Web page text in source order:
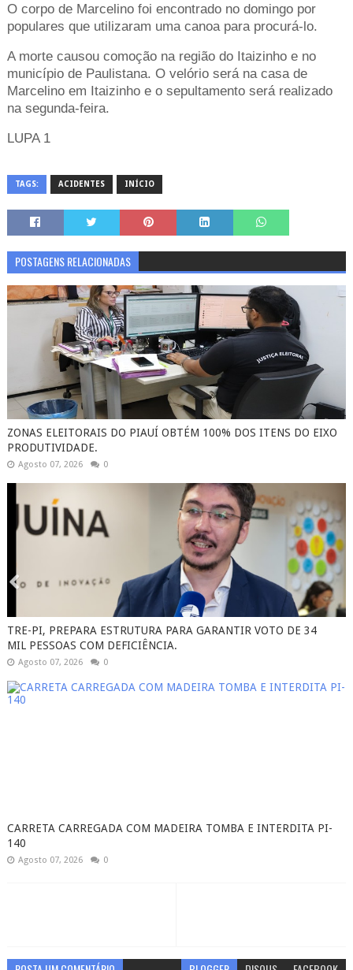
O corpo de Marcelino foi encontrado no domingo por
populares que utilizaram uma canoa para procurá-lo.
A morte causou comoção na região do Itaizinho e no
município de Paulistana. O velório será na casa de
Marcelino em Itaizinho e o sepultamento será realizado
na segunda-feira.
LUPA 1
TAGS: ACIDENTES INÍCIO
POSTAGENS RELACIONADAS
ZONAS ELEITORAIS DO PIAUÍ OBTÉM 100% DOS ITENS DO EIXO
PRODUTIVIDADE.
Agosto 07, 2026 0
TRE-PI, PREPARA ESTRUTURA PARA GARANTIR VOTO DE 34
MIL PESSOAS COM DEFICIÊNCIA.
Agosto 07, 2026 0
CARRETA CARREGADA COM MADEIRA TOMBA E INTERDITA PI-
140
Agosto 07, 2026 0